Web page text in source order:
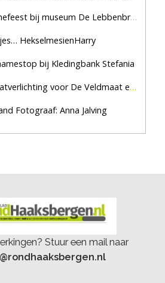
bij museum De Lebbenbrugge
HekselmesienHarry
bij Kledingbank Stefania
voor De Veldmaat en De Pas
Fotograaf: Anna Jalving
Stuur een mail naar